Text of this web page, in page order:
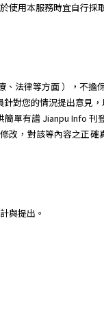
使用本服務時宜自行採
法律等方面 ），不擔
對您的情況提出意見，
單有譜 Jianpu Info 刊
改，對該等內容之正確
與提出。